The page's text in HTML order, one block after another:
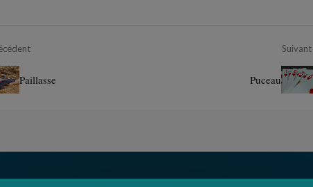
Paillasse
Suivant
Puceau